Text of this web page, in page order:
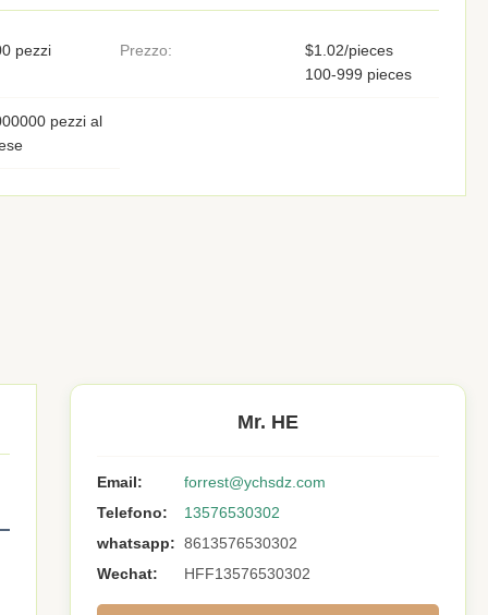
pezzi Prezzo:
$1.02/pieces
100-999 pieces
pezzi al
Mr. HE
Email:
forrest@ychsdz.com
Telefono:
13576530302
whatsapp: 8613576530302
Wechat:
HFF13576530302